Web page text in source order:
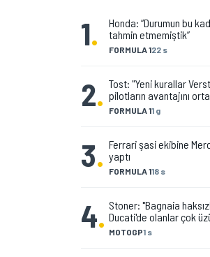
1. FORMULA 122 s
Honda: “Durumun bu
tahmin etmemiştik”
2. FORMULA 11 g
Tost: "Yeni kurallar
pilotların avantajını
3. FORMULA 118 s
Ferrari şasi ekibine
yaptı
4. MOTOGP1 s
Stoner: "Bagnaia
Ducati'de olanlar çok